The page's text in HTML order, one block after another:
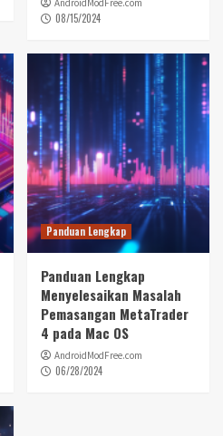
AndroidModFree.com
08/15/2024
Panduan Lengkap
Panduan Lengkap
Menyelesaikan Masalah
Pemasangan MetaTrader
4 pada Mac OS
AndroidModFree.com
06/28/2024